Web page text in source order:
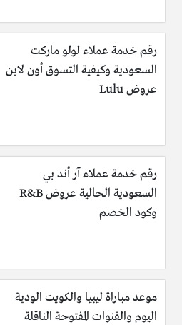
رقم خدمة عملاء لولو ماركت
السعودية وكيفية التسوق أون لاين
عروض Lulu
رقم خدمة عملاء آر أند بي
السعودية الحالية عروض R&B
وكود الخصم
موعد مباراة ليبيا والكويت الودية
اليوم والقنوات المفتوحة الناقلة